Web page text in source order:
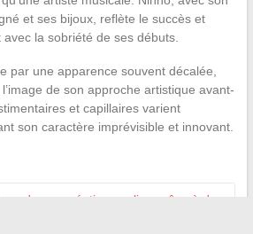
et ses bijoux, reflète le succès et
avec la sobriété de ses débuts.
par une apparence souvent décalée,
de son approche artistique avant-
et capillaires varient
son caractère imprévisible et innovant.
de vos créations online grâce à des